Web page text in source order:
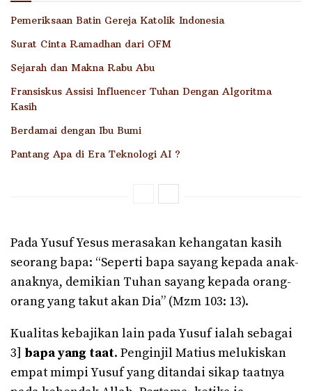
Pemeriksaan Batin Gereja Katolik Indonesia
Surat Cinta Ramadhan dari OFM
Sejarah dan Makna Rabu Abu
Fransiskus Assisi Influencer Tuhan Dengan Algoritma
Kasih
Berdamai dengan Ibu Bumi
Pantang Apa di Era Teknologi AI ?
Pada Yusuf Yesus merasakan kehangatan kasih
seorang bapa: “Seperti bapa sayang kepada anak-
anaknya, demikian Tuhan sayang kepada orang-
orang yang takut akan Dia” (Mzm 103: 13).
Kualitas kebajikan lain pada Yusuf ialah sebagai
3] bapa yang taat. Penginjil Matius melukiskan
empat mimpi Yusuf yang ditandai sikap taatnya